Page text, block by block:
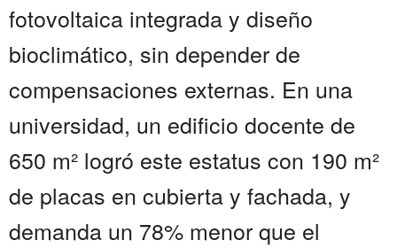
fotovoltaica integrada y diseño
bioclimático, sin depender de
compensaciones externas. En una
universidad, un edificio docente de
650 m² logró este estatus con 190 m²
de placas en cubierta y fachada, y
demanda un 78% menor que el